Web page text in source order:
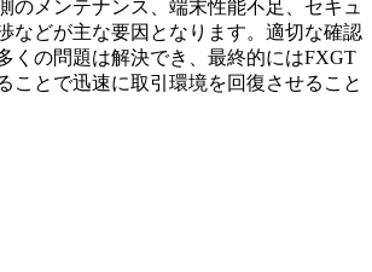
のメンテナンス、端末性能不足、セキュ
などが主な要因となります。適切な確認
くの問題は解決でき、最終的にはFXGT
ことで迅速に取引環境を回復させること